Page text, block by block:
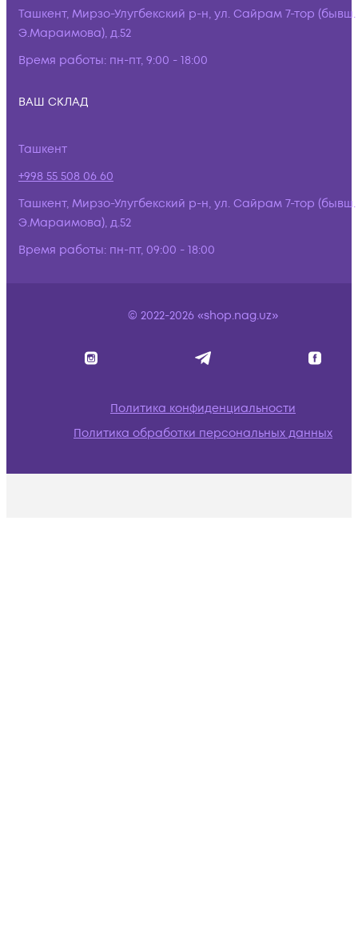
Ташкент, Мирзо-Улугбекский р-н, ул. Сайрам 7-тор (бывш.
Э.Мараимова), д.52
Время работы: пн-пт, 9:00 - 18:00
ВАШ СКЛАД
Ташкент
+998 55 508 06 60
Ташкент, Мирзо-Улугбекский р-н, ул. Сайрам 7-тор (бывш.
Э.Мараимова), д.52
Время работы: пн-пт, 09:00 - 18:00
© 2022-2026 «shop.nag.uz»
Политика конфиденциальности
Политика обработки персональных данных